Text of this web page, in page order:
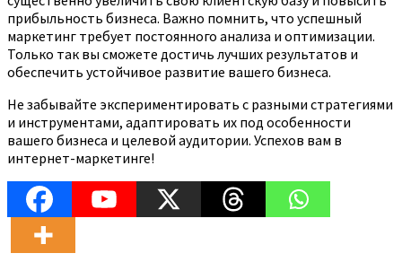
прибыльность бизнеса. Важно помнить, что успешный
маркетинг требует постоянного анализа и оптимизации.
Только так вы сможете достичь лучших результатов и
обеспечить устойчивое развитие вашего бизнеса.
Не забывайте экспериментировать с разными стратегиями
и инструментами, адаптировать их под особенности
вашего бизнеса и целевой аудитории. Успехов вам в
интернет-маркетинге!